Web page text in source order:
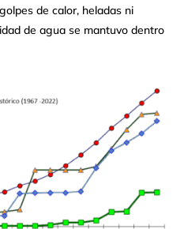
de calor, heladas ni
de agua se mantuvo dentro